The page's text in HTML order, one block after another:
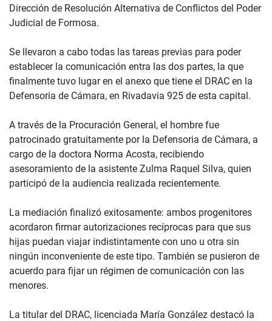
Dirección de Resolución Alternativa de Conflictos del Poder
Judicial de Formosa.
Se llevaron a cabo todas las tareas previas para poder
establecer la comunicación entra las dos partes, la que
finalmente tuvo lugar en el anexo que tiene el DRAC en la
Defensoria de Cámara, en Rivadavia 925 de esta capital.
A través de la Procuración General, el hombre fue
patrocinado gratuitamente por la Defensoria de Cámara, a
cargo de la doctora Norma Acosta, recibiendo
asesoramiento de la asistente Zulma Raquel Silva, quien
participó de la audiencia realizada recientemente.
La mediación finalizó exitosamente: ambos progenitores
acordaron firmar autorizaciones recíprocas para que sus
hijas puedan viajar indistintamente con uno u otra sin
ningún inconveniente de este tipo. También se pusieron de
acuerdo para fijar un régimen de comunicación con las
menores.
La titular del DRAC, licenciada María González destacó la